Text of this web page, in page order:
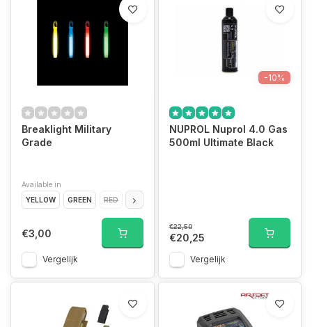
Breaklight Military
Grade
Available in
YELLOW
GREEN RED BLUE
€3,00
Vergelijk
-10%
NUPROL Nuprol 4.0 Gas
500ml Ultimate Black
€22,50
€20,25
Vergelijk